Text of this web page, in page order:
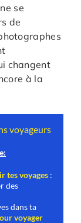
se
de
changent
à la